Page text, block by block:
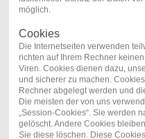
möglich.
Cookies
Die Internetseiten verwenden
richten auf Ihrem Rechner
Viren. Cookies dienen dazu,
und sicherer zu machen.
Rechner abgelegt werden und
Die meisten der von uns
„Session-Cookies“. Sie werden
gelöscht. Andere Cookies
Sie diese löschen. Diese